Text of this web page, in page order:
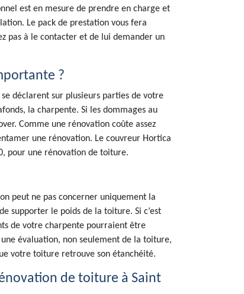
est en mesure de prendre en charge et
Le pack de prestation vous fera
pas à le contacter et de lui demander un
?
déclarent sur plusieurs parties de votre
la charpente. Si les dommages au
Comme une rénovation coûte assez
une rénovation. Le couvreur Hortica
pour une rénovation de toiture.
peut ne pas concerner uniquement la
supporter le poids de la toiture. Si c’est
de votre charpente pourraient être
évaluation, non seulement de la toiture,
votre toiture retrouve son étanchéité.
de toiture à Saint